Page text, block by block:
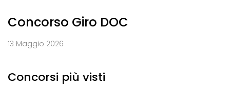
Concorso Giro DOC
13 Maggio 2026
Concorsi più visti